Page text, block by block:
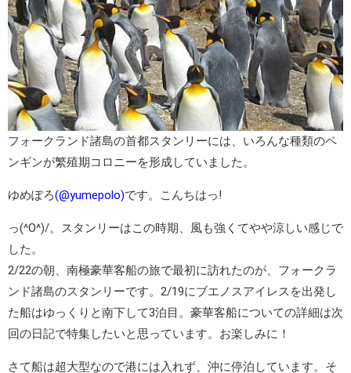
フォークランド諸島の首都スタンリーには、いろんな種類のペ
ンギンが繁殖期コロニーを形成していました。
ゆめぽろ(@yumepolo)です。こんちはっ!
っ(^O^)/。スタンリーはこの時期、風も強くてやや涼しい感じで
した。
2/22の朝、 南極豪華客船の旅で最初に訪れたのが、フォークラ
ンド諸島のスタンリーです。2/19にブエノスアイレスを出発し
た船はゆっくりと南下して3泊目。豪華客船についての詳細は次
回の日記で特集したいと思っています。お楽しみに！
さて船は超大型なので港には入れず、沖に停泊しています。そ